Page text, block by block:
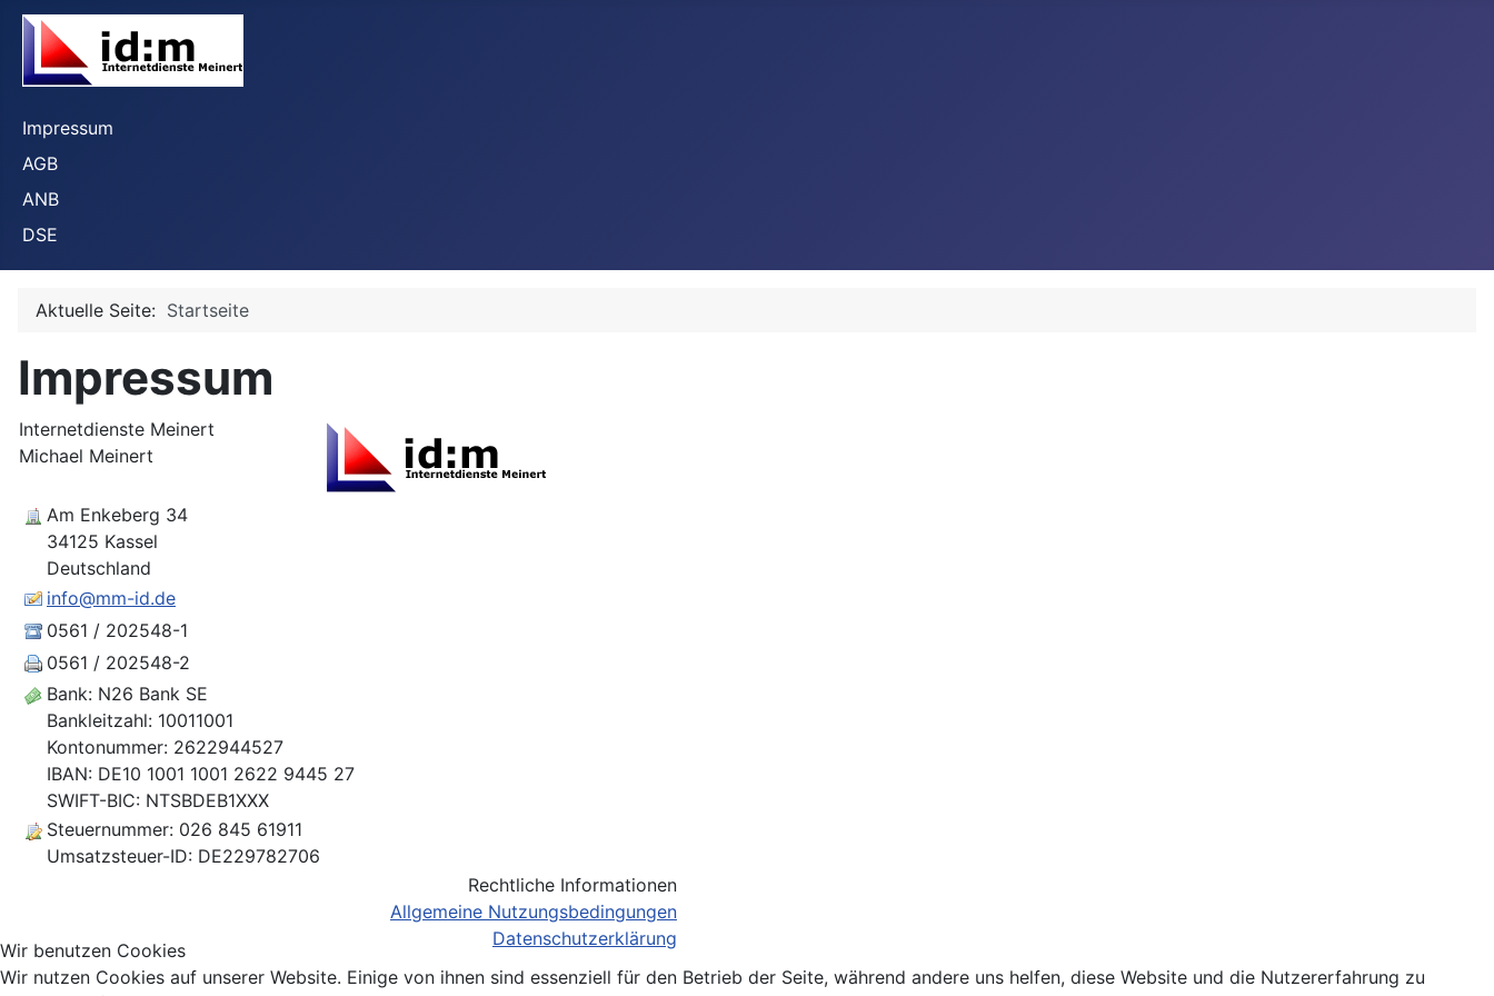
Impressum
AGB
ANB
DSE
Aktuelle Seite: Startseite
Impressum
Internetdienste Meinert
Michael Meinert
Am Enkeberg 34
34125 Kassel
Deutschland
info@mm-id.de
0561 / 202548-1
0561 / 202548-2
Bank: N26 Bank SE
Bankleitzahl: 10011001
Kontonummer: 2622944527
IBAN: DE10 1001 1001 2622 9445 27
SWIFT-BIC: NTSBDEB1XXX
Steuernummer: 026 845 61911
Umsatzsteuer-ID: DE229782706
Rechtliche Informationen
Allgemeine Nutzungsbedingungen
Datenschutzerklärung
Wir benutzen Cookies
Wir nutzen Cookies auf unserer Website. Einige von ihnen sind essenziell für den Betrieb der Seite, während andere uns helfen, diese Website und die Nutzererfahrung zu